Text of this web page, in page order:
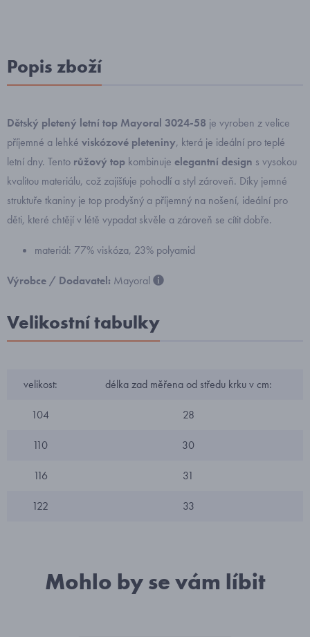
Popis zboží
Dětský pletený letní top Mayoral 3024-58 je vyroben z velice
příjemné a lehké viskózové pleteniny, která je ideální pro teplé
letní dny. Tento růžový top kombinuje elegantní design s vysokou
kvalitou materiálu, což zajišťuje pohodlí a styl zároveň. Díky jemné
struktuře tkaniny je top prodyšný a příjemný na nošení, ideální pro
děti, které chtějí v létě vypadat skvěle a zároveň se cítit dobře.
materiál: 77% viskóza, 23% polyamid
Výrobce / Dodavatel: Mayoral
Velikostní tabulky
velikost: délka zad měřena od středu krku v cm:
104 28
110 30
116 31
122 33
Mohlo by se vám líbit